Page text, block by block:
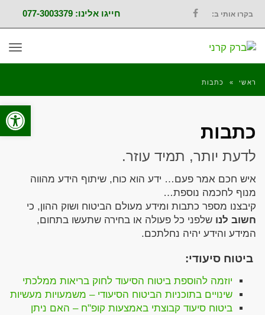
פתח
בקרו אותי ב:
FACEBOOK
חייגו אלינו: 077-3003379
ראשי » כתבות
כתבות
לדעת יותר, תמיד עוזר.
איש חכם אמר פעם… ידע הוא כוח, שיתוף הידע מהווה
מנוף לחכמה נוספת…
קיבצנו מספר כתבות ומידע מעולם הביטוח ושוק ההון, כי
חשוב לנו שלפני כל פעולה או בחירה שתעשו בתחום,
המידע והידע יהיה נחלתכם.
ביטוח סיעודי:
יוזמה להוספת ביטוח הסיעוד לחוק בריאות ממלכתי
שינויים בתוכניות הביטוח הסיעודי – משמעויות מעשיות
ביטוח סיעוד קבוצתי באמצעות קופ"ח – האם ניתן